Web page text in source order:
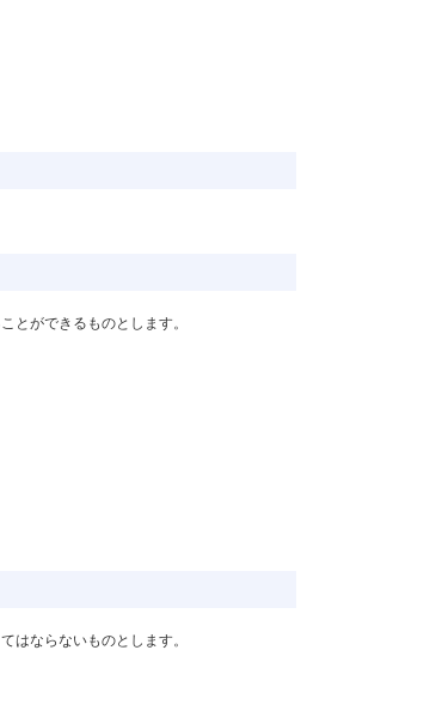
とができるものとします。
はならないものとします。